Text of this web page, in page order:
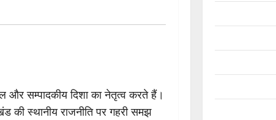
और सम्पादकीय दिशा का नेतृत्व करते हैं।
की स्थानीय राजनीति पर गहरी समझ